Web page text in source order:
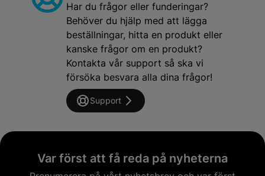
Har du frågor eller funderingar?
Behöver du hjälp med att lägga
beställningar, hitta en produkt eller
kanske frågor om en produkt?
Kontakta vår support så ska vi
försöka besvara alla dina frågor!
Support
Var först att få reda på nyheterna